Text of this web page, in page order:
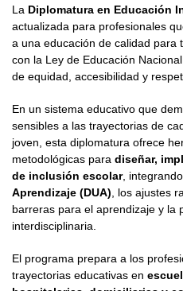
La Diplomatura en Educación
actualizada para profesionales
a una educación de calidad para
con la Ley de Educación
de equidad, accesibilidad y
En un sistema educativo que
sensibles a las trayectorias de
joven, esta diplomatura ofrece
metodológicas para diseñar,
de inclusión escolar,
Aprendizaje (DUA) , los ajustes
barreras para el aprendizaje y la
interdisciplinaria.
El programa prepara a los
trayectorias educativas en